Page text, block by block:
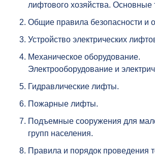
лифтового хозяйства. Основные
Общие правила безопасности и
Устройство электрических
Механическое оборудование.
Электрооборудование и
Гидравлические лифты.
Пожарные лифты.
Подъемные сооружения для
групп населения.
Правила и порядок проведения